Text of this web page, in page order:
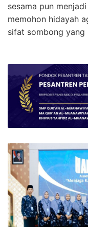
sesama pun
memohon hidayah
sifat sombong yang